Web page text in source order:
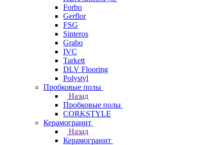
Forbo
Gerflor
FSG
Sinteros
Grabo
IVC
Tarkett
DLV Flooring
Polystyl
Пробковые полы
Назад
Пробковые полы
CORKSTYLE
Керамогранит
Назад
Керамогранит